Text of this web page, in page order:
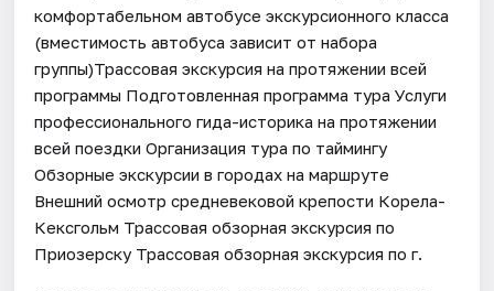
комфортабельном автобусе экскурсионного класса
(вместимость автобуса зависит от набора
группы)Трассовая экскурсия на протяжении всей
программы Подготовленная программа тура Услуги
профессионального гида-историка на протяжении
всей поездки Организация тура по таймингу
Обзорные экскурсии в городах на маршруте
Внешний осмотр средневековой крепости Корела-
Кексгольм Трассовая обзорная экскурсия по
Приозерску Трассовая обзорная экскурсия по г.